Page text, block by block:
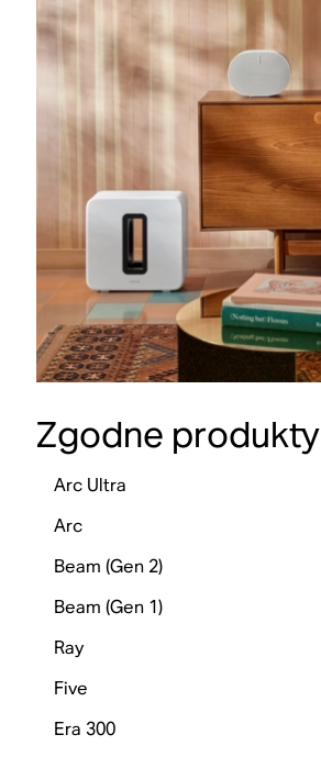
Zgodne produkty
Arc Ultra
Arc
Beam (Gen 2)
Beam (Gen 1)
Ray
Five
Era 300